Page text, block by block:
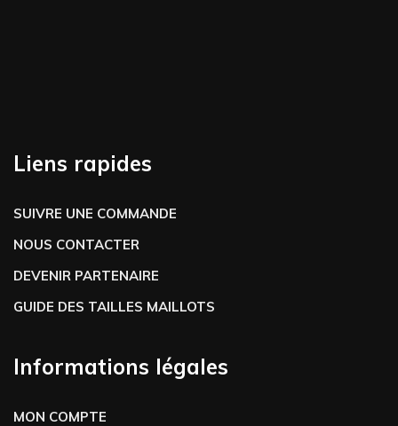
Liens rapides
SUIVRE UNE COMMANDE
NOUS CONTACTER
DEVENIR PARTENAIRE
GUIDE DES TAILLES MAILLOTS
Informations légales
MON COMPTE